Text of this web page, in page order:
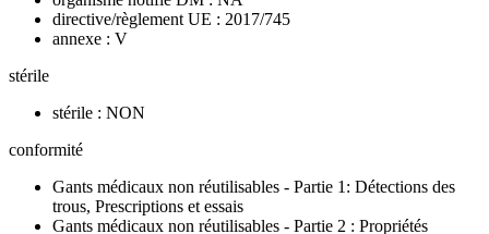
directive/règlement UE : 2017/745
annexe : V
stérile
stérile : NON
conformité
Gants médicaux non réutilisables - Partie 1: Détections des
trous, Prescriptions et essais
Gants médicaux non réutilisables - Partie 2 : Propriétés